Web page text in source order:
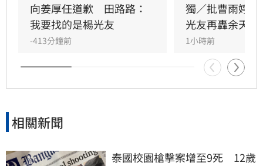
德出面緩頰，建議田路路應先安頓好生活，並提
議透過口述歷史記錄資深藝人的故事。許常德同
時批評現任理事長曹雨婷不應神隱，呼籲工會應
展現具體作為照顧資深藝人，而非僅提供勞健保
功能。整起事件引發關注，田路路則強調目前先
處理身體狀況，後續發展仍待觀察。
向姜厚任道歉　田路路：
我要找的是楊光友
-413分鐘前
獨／批曹雨婷
光友再轟余天工
1小時前
相關新聞
泰國校園槍擊案增至9死　12歲